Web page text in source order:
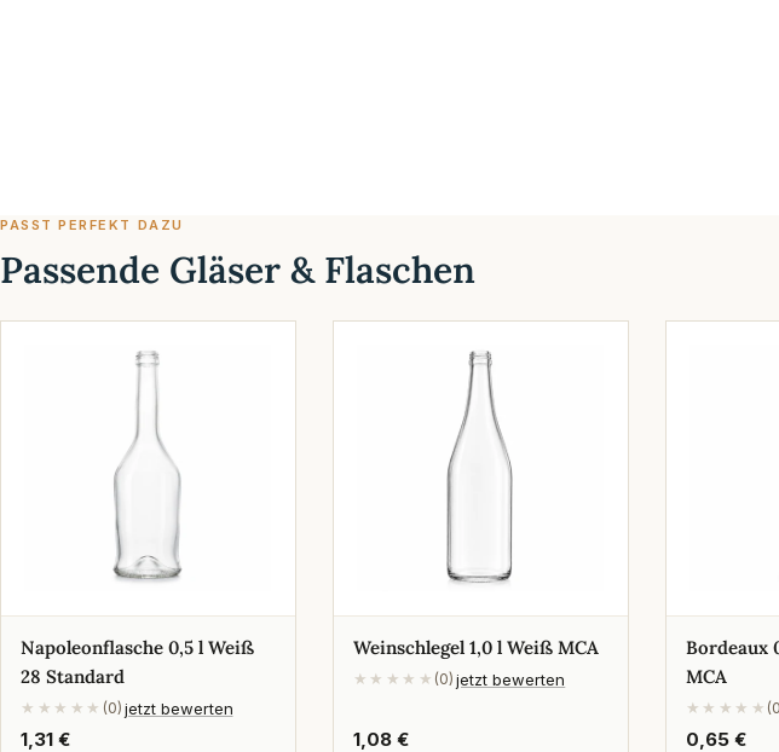
PASST PERFEKT DAZU
Passende Gläser & Flaschen
Napoleonflasche 0,5 l Weiß
28 Standard
★★★★★ (0) jetzt bewerten
Regulärer
1,31 €
Weinschlegel 1,0 l Weiß MCA
★★★★★ (0) jetzt bewerten
Regulärer
1,08 €
Bordeaux
MCA
★★★★★
Regulärer
0,65 €